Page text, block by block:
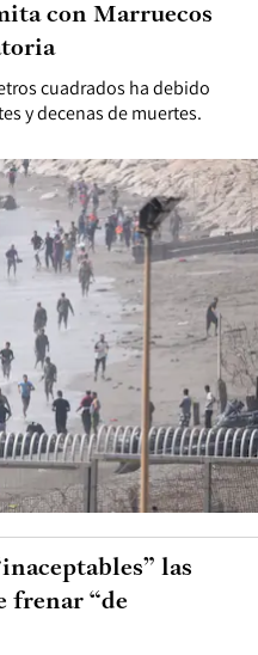
cuadrados ha debido
y decenas de muertes.
con Marruecos
las
frenar “de